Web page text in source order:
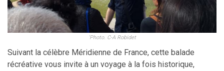
'Photo. C-A Robidet
Suivant la célèbre Méridienne de France, cette balade
récréative vous invite à un voyage à la fois historique,